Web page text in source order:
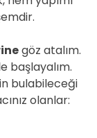
göz atalım.
başlayalım.
bulabileceği
olanlar: